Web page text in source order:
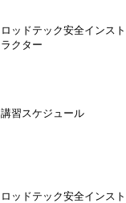
ロッドテック安全インスト
ラクター
講習スケジュール
ロッドテック安全インスト